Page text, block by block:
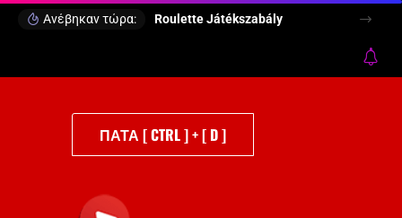
Ανέβηκαν τώρα: Roulette Játékszabály
ΠΑΤΑ [ CTRL ] + [ D ]